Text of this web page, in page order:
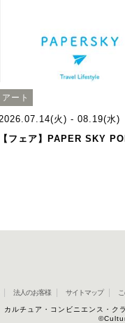
アート
火) - 08.19(水)
【フェア】PAPER SKY
法人のお客様 サイトマップ
カルチュア・コンビニエンス・